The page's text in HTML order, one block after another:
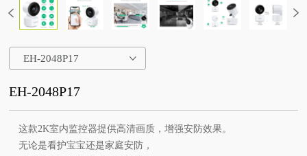
EH-2048P17
EH-2048P17
这款2K室内监控器提供高清画质，增强安防效果。
无论是看护宝宝还是家庭安防，